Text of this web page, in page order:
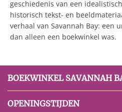
geschiedenis van een
historisch tekst- en
verhaal van Savannah Bay: een
dan alleen een boekwinkel was.
BOEKWINKEL SAVANNAH
OPENINGSTIJDEN